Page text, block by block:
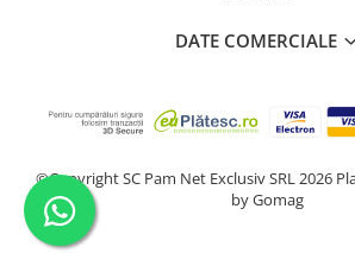
DATE COMERCIALE
©Copyright SC Pam Net Exclusiv SRL 2026
by Gomag